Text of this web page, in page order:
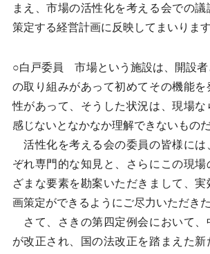
まえ、市場の活性化を考える会での
策定する経営計画に反映してまいります
○白戸委員 市場という施設は、開設者
の取り組みがあって初めてその機能を
性があって、そうした状況は、現場な
感じないとなかなか理解できないもの
活性化を考える会の委員の皆様には
ぞれ専門的な知見と、さらにこの現場
ざまな要素を勘案いただきまして、
画策定ができるようにご尽力いただき
さて、さきの第四定例会において、
が改正され、国の法改正を踏まえた新